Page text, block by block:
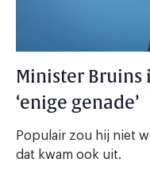
Minister Bruins
‘enige genade’
Populair zou hij niet
dat kwam ook uit.